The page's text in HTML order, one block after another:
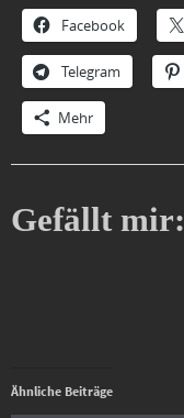
Facebook
Telegram
Mehr
Gefällt mir:
Ähnliche Beiträge